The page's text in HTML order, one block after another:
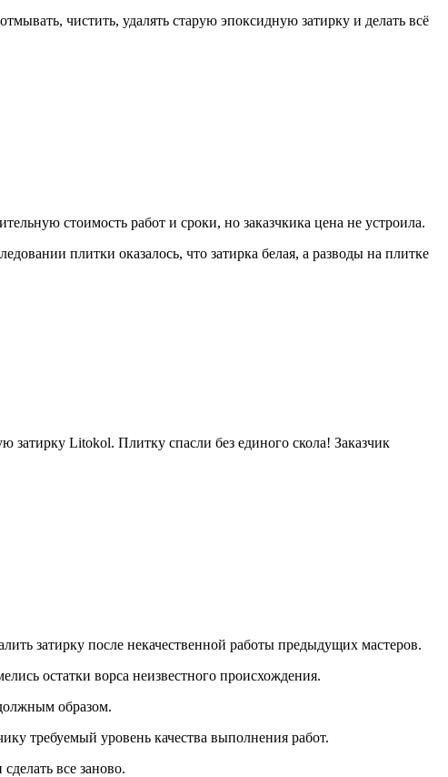
чистить, удалять старую эпоксидную затирку и делать всё
стоимость работ и сроки, но заказчкика цена не устроила.
плитки оказалось, что затирка белая, а разводы на плитке
Litokol. Плитку спасли без единого скола! Заказчик
затирку после некачественной работы предыдущих мастеров.
остатки ворса неизвестного происхождения.
образом.
требуемый уровень качества выполнения работ.
все заново.